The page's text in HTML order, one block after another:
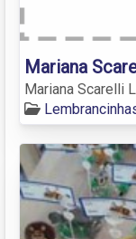
Mariana
Mariana Scarelli